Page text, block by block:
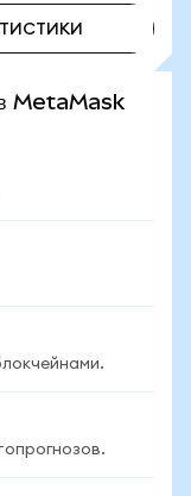
в MetaMask